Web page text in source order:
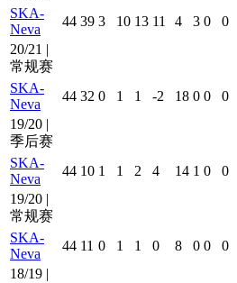
SKA-
Neva
44 39 3 10 13 11 4 3 0 0
20/21 |
常规赛
SKA-
Neva
44 32 0 1 1 -2 18 0 0 0
19/20 |
季后赛
SKA-
Neva
44 10 1 1 2 4 14 1 0 0
19/20 |
常规赛
SKA-
Neva
44 11 0 1 1 0 8 0 0 0
18/19 |